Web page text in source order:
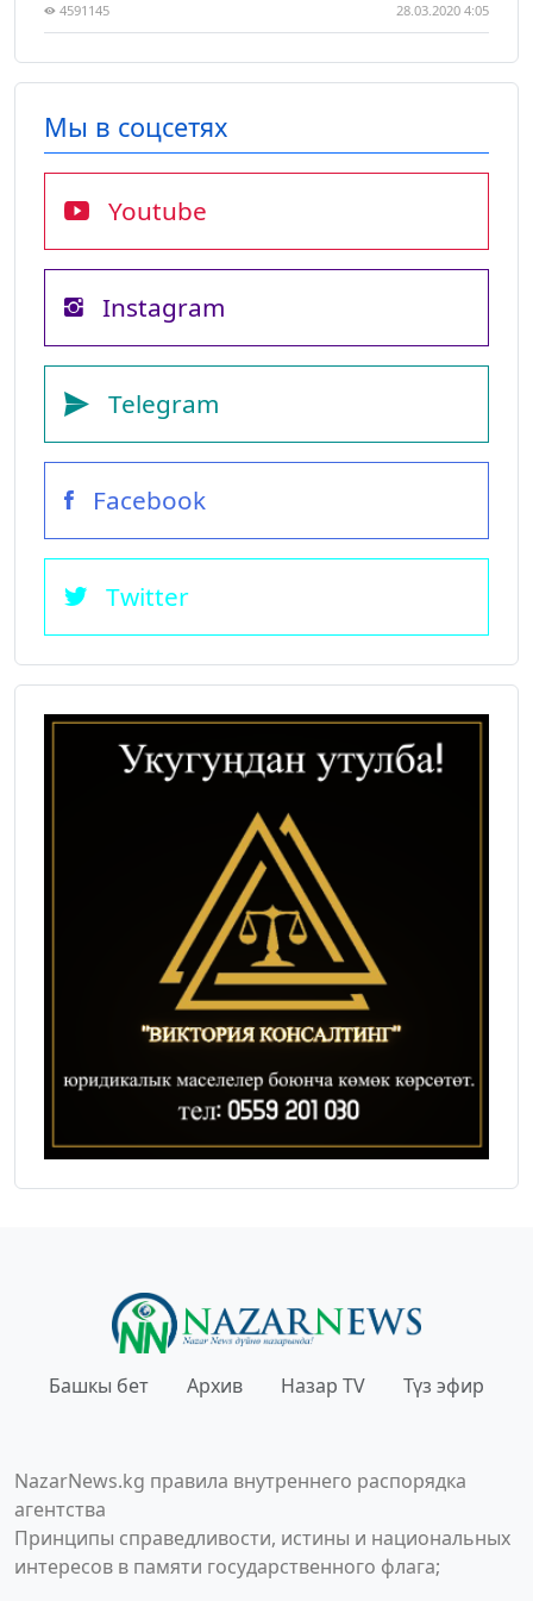
4591145 28.03.2020 4:05
Мы в соцсетях
Youtube
Instagram
Telegram
Facebook
Twitter
Башкы бет Архив Назар TV Түз эфир
NazarNews.kg правила внутреннего распорядка
агентства
Принципы справедливости, истины и национальных
интересов в памяти государственного флага;